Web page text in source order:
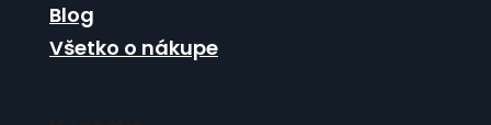
Blog
Všetko o nákupe